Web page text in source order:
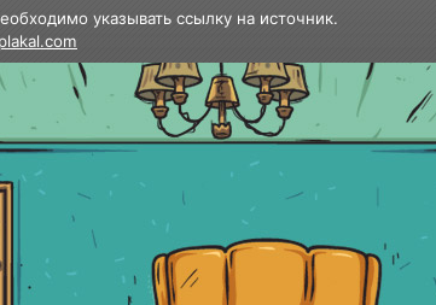
указывать ссылку на источник.